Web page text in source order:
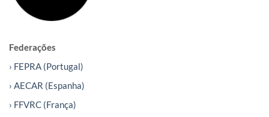
Federações
› FEPRA (Portugal)
› AECAR (Espanha)
› FFVRC (França)